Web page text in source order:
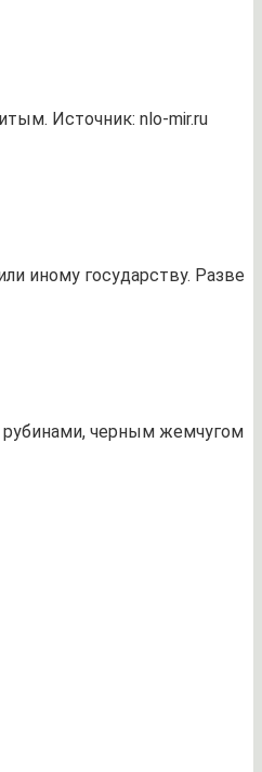
Источник: nlo-mir.ru
иному государству. Разве
рубинами, черным жемчугом